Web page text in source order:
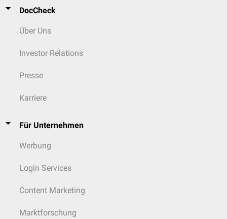
DocCheck
Über Uns
Investor Relations
Presse
Karriere
Für Unternehmen
Werbung
Login Services
Content Marketing
Marktforschung